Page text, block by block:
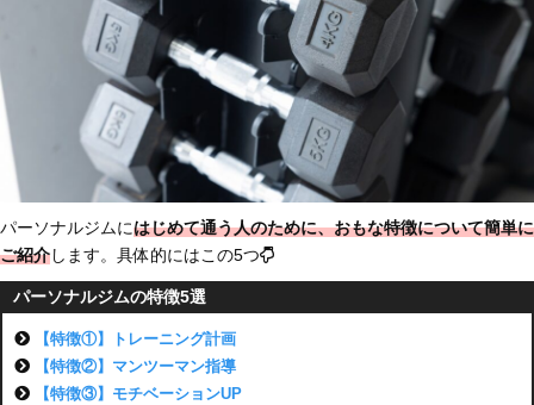
パーソナルジムにはじめて通う人のために、おもな特徴について簡単に
ご紹介します。具体的にはこの5つ
パーソナルジムの特徴5選
【特徴①】トレーニング計画
【特徴②】マンツーマン指導
【特徴③】モチベーションUP